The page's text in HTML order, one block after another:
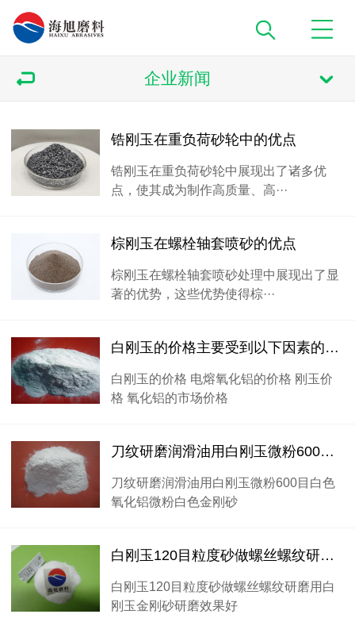
企业新闻
锆刚玉在重负荷砂轮中的优点
锆刚玉在重负荷砂轮中展现出了诸多优
点，使其成为制作高质量、高···
棕刚玉在螺栓轴套喷砂的优点
棕刚玉在螺栓轴套喷砂处理中展现出了显
著的优势，这些优势使得棕···
白刚玉的价格主要受到以下因素的影响‌
白刚玉的价格 电熔氧化铝的价格 刚玉价
格 氧化铝的市场价格
刀纹研磨润滑油用白刚玉微粉600目白色氧化铝微粉白色金刚砂
刀纹研磨润滑油用白刚玉微粉600目白色
氧化铝微粉白色金刚砂
白刚玉120目粒度砂做螺丝螺纹研磨用白刚玉金刚砂研磨效果好
白刚玉120目粒度砂做螺丝螺纹研磨用白
刚玉金刚砂研磨效果好